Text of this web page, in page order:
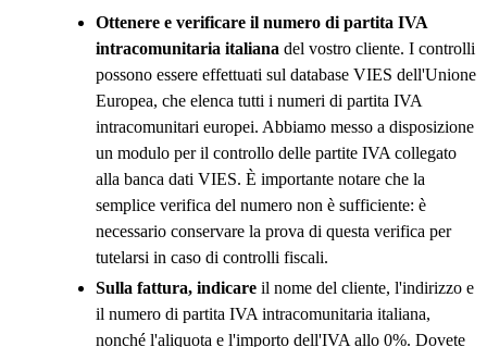
Ottenere e verificare il numero di partita IVA
intracomunitaria italiana del vostro cliente. I controlli
possono essere effettuati sul database VIES dell'Unione
Europea, che elenca tutti i numeri di partita IVA
intracomunitari europei. Abbiamo messo a disposizione
un modulo per il controllo delle partite IVA collegato
alla banca dati VIES. È importante notare che la
semplice verifica del numero non è sufficiente: è
necessario conservare la prova di questa verifica per
tutelarsi in caso di controlli fiscali.
Sulla fattura, indicare il nome del cliente, l'indirizzo e
il numero di partita IVA intracomunitaria italiana,
nonché l'aliquota e l'importo dell'IVA allo 0%. Dovete